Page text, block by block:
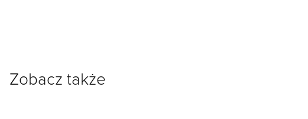
Zobacz także